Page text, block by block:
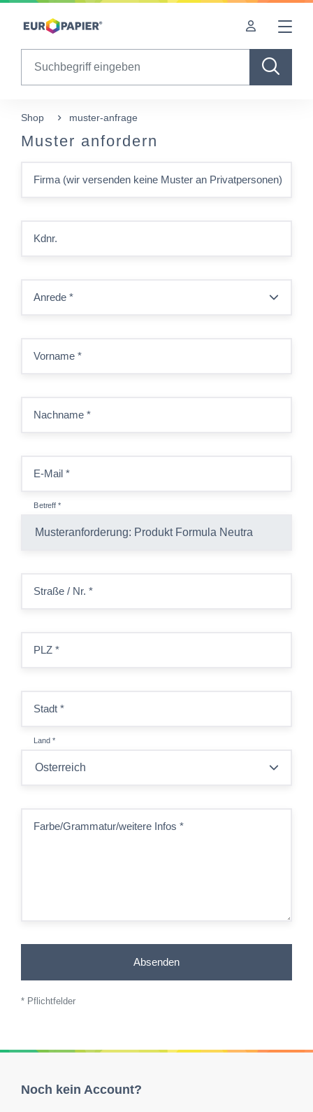
Table Of Content
Shop muster-anfrage
Muster anfordern
Firma (wir versenden keine Muster an Privatpersonen)
Kdnr.
Anrede *
Vorname *
Nachname *
E-Mail *
Betreff*
Straße / Nr. *
PLZ *
Stadt *
Land *
Farbe/Grammatur/weitere Infos *
Absenden
* Pflichtfelder
Noch kein Account?